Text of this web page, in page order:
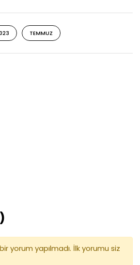
TEMMUZ
yorum yapılmadı. İlk yorumu siz